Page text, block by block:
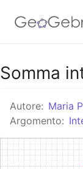
Google
GeoGebra
Somma
Autore: Maria
Argomento: